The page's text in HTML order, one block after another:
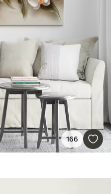
166